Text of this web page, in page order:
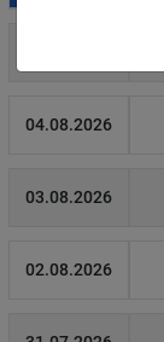
04.08.2026
03.08.2026
02.08.2026